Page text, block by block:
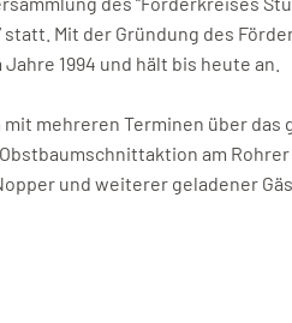
statt. Mit der Gründung des
1994 und hält bis heute an.
mehreren Terminen über
am
und weiterer geladener